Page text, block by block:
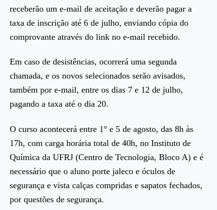
receberão um e-mail de aceitação e deverão pagar a
taxa de inscrição até 6 de julho, enviando cópia do
comprovante através do link no e-mail recebido.
Em caso de desistências, ocorrerá uma segunda
chamada, e os novos selecionados serão avisados,
também por e-mail, entre os dias 7 e 12 de julho,
pagando a taxa até o dia 20.
O curso acontecerá entre 1° e 5 de agosto, das 8h às
17h, com carga horária total de 40h, no Instituto de
Química da UFRJ (Centro de Tecnologia, Bloco A) e é
necessário que o aluno porte jaleco e óculos de
segurança e vista calças compridas e sapatos fechados,
por questões de segurança.